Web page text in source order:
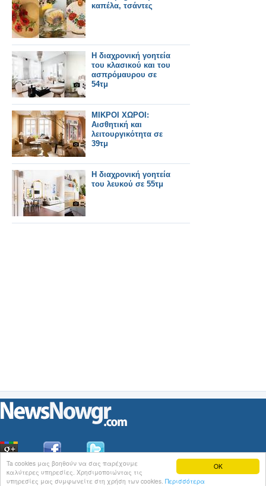
OK
Ta cookies μας βοηθούν να σας παρέχουμε
καλύτερες υπηρεσίες. Χρησιμοποιώντας τις
υπηρεσίες μας συμφωνείτε στη χρήση των cookies. Περισσότερα
καπέλα, τσάντες
Η διαχρονική γοητεία
του κλασικού και του
ασπρόμαυρου σε
54τμ
ΜΙΚΡΟΙ ΧΩΡΟΙ:
Αισθητική και
λειτουργικότητα σε
39τμ
Η διαχρονική γοητεία
του λευκού σε 55τμ
ΟιΕιδήσεις του NewsNowgr.com στοiNews